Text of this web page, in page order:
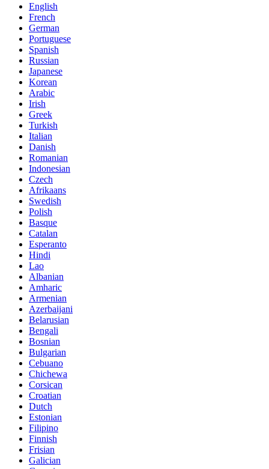
English
French
German
Portuguese
Spanish
Russian
Japanese
Korean
Arabic
Irish
Greek
Turkish
Italian
Danish
Romanian
Indonesian
Czech
Afrikaans
Swedish
Polish
Basque
Catalan
Esperanto
Hindi
Lao
Albanian
Amharic
Armenian
Azerbaijani
Belarusian
Bengali
Bosnian
Bulgarian
Cebuano
Chichewa
Corsican
Croatian
Dutch
Estonian
Filipino
Finnish
Frisian
Galician